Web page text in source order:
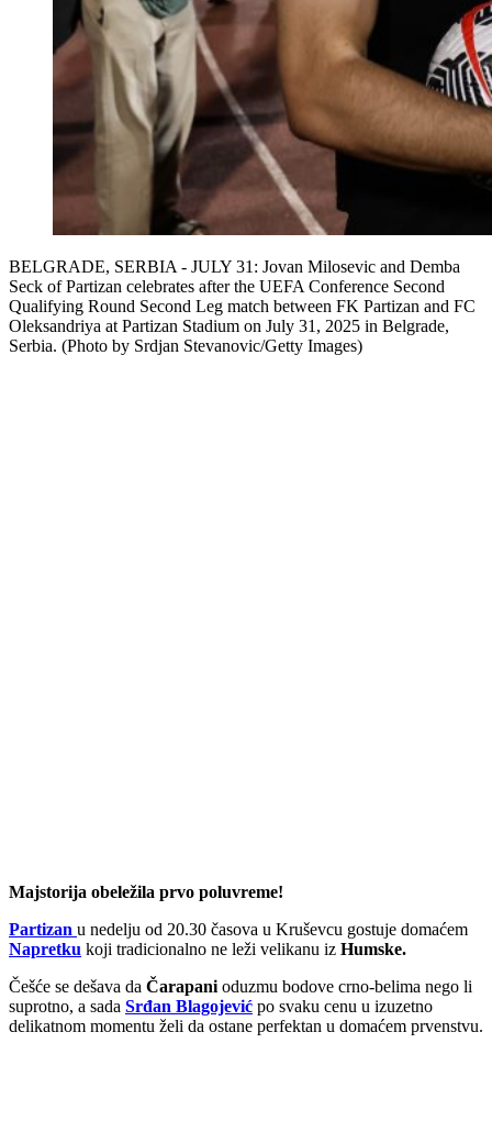
BELGRADE, SERBIA - JULY 31: Jovan Milosevic and Demba
Seck of Partizan celebrates after the UEFA Conference Second
Qualifying Round Second Leg match between FK Partizan and FC
Oleksandriya at Partizan Stadium on July 31, 2025 in Belgrade,
Serbia. (Photo by Srdjan Stevanovic/Getty Images)
Majstorija obeležila prvo poluvreme!
Partizan u nedelju od 20.30 časova u Kruševcu gostuje domaćem
Napretku koji tradicionalno ne leži velikanu iz Humske.
Češće se dešava da Čarapani oduzmu bodove crno-belima nego li
suprotno, a sada Srđan Blagojević po svaku cenu u izuzetno
delikatnom momentu želi da ostane perfektan u domaćem prvenstvu.